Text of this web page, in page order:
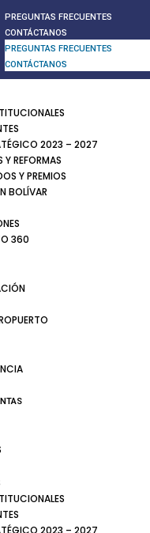
PREGUNTAS FRECUENTES
CONTÁCTANOS
PREGUNTAS FRECUENTES
CONTÁCTANOS
2023 – 2027
REFORMAS
Y PREMIOS
BOLÍVAR
360
2023 – 2027